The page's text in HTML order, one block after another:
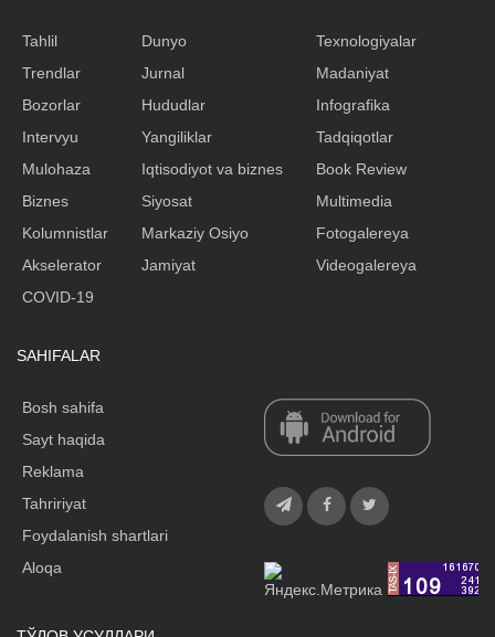
Tahlil
Trendlar
Bozorlar
Intervyu
Mulohaza
Biznes
Kolumnistlar
Akselerator
Dunyo
Jurnal
Hududlar
Yangiliklar
Iqtisodiyot va biznes
Siyosat
Markaziy Osiyo
Jamiyat
Texnologiyalar
Madaniyat
Infografika
Tadqiqotlar
Book Review
Multimedia
Fotogalereya
Videogalereya
COVID-19
SAHIFALAR
Bosh sahifa
Sayt haqida
Reklama
Tahririyat
Foydalanish shartlari
Aloqa